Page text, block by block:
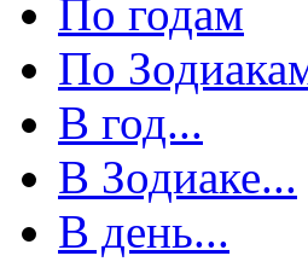
По годам
По
В год...
В Зодиаке...
В день...